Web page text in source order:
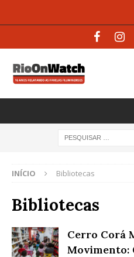
INÍCIO Bibliotecas
Bibliotecas
Cerro Corá
Movimento: